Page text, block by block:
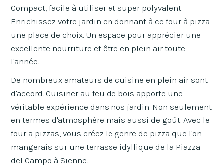
Compact, facile à utiliser et super polyvalent.
Enrichissez votre jardin en donnant à ce four à pizza
une place de choix. Un espace pour apprécier une
excellente nourriture et être en plein air toute
l'année.
De nombreux amateurs de cuisine en plein air sont
d'accord. Cuisiner au feu de bois apporte une
véritable expérience dans nos jardin. Non seulement
en termes d'atmosphère mais aussi de goût. Avec le
four a pizzas, vous créez le genre de pizza que l'on
mangerais sur une terrasse idyllique de la Piazza
del Campo à Sienne.